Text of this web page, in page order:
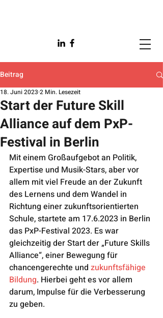
Beitrag
Start der Future Skill
Alliance auf dem PxP-
Festival in Berlin
18. Juni 2023 2 Min. Lesezeit
Mit einem Großaufgebot an Politik,
Expertise und Musik-Stars, aber vor
allem mit viel Freude an der Zukunft
des Lernens und dem Wandel in
Richtung einer zukunftsorientierten
Schule, startete am 17.6.2023 in Berlin
das PxP-Festival 2023. Es war
gleichzeitig der Start der „Future Skills
Alliance“, einer Bewegung für
chancengerechte und zukunftsfähige
Bildung. Hierbei geht es vor allem
darum, Impulse für die Verbesserung
zu geben.